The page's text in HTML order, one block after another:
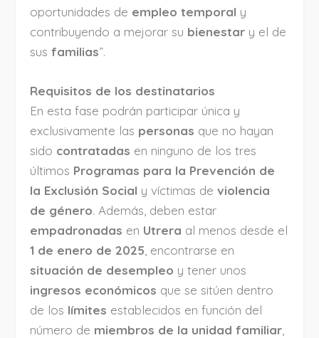
oportunidades de empleo temporal y
contribuyendo a mejorar su bienestar y el de
susfamilias”.
Requisitos de los destinatarios
En esta fase podrán participar única y
exclusivamente las personas que no hayan
sido contratadas en ninguno de los tres
últimos Programas para la Prevención de
la Exclusión Social y víctimas deviolencia
de género. Además, deben estar
empadronadas en Utrera al menos desde el
1 de enero de 2025 , encontrarse en
situación de desempleo y tener unos
ingresos económicos que se sitúen dentro
de los límites establecidos en función del
número de miembros de la unidad familiar